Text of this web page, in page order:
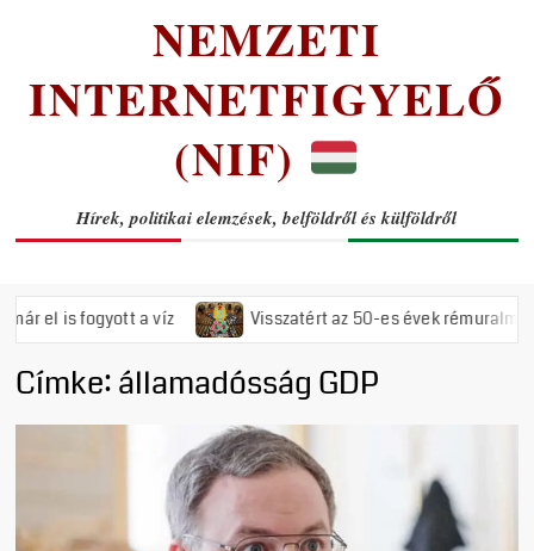
NEMZETI
INTERNETFIGYELŐ
(NIF)
Hírek, politikai elemzések, belföldről és külföldről
is fogyott a víz Visszatért az 50-es évek rémuralma:
Címke:államadósság GDP